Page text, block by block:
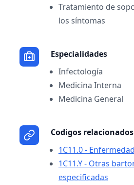
Tratamiento de
los síntomas
Especialidades
Infectología
Medicina Interna
Medicina General
Codigos relacionados
1C11.0 -
1C11.Y - Otras
especificadas